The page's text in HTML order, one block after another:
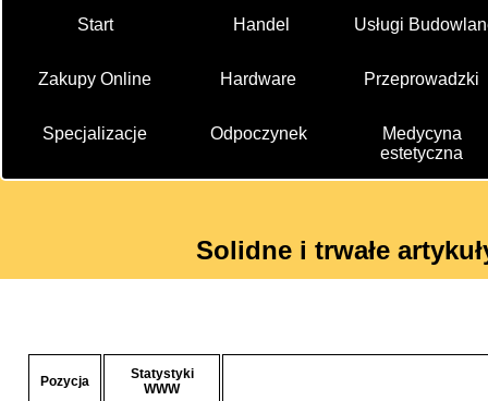
Start Handel Usługi
Zakupy Online Hardware Przeprowadzki
Specjalizacje Odpoczynek
Medycyna
estetyczna
Solidne i trwałe
Pozycja
Statystyki
WWW